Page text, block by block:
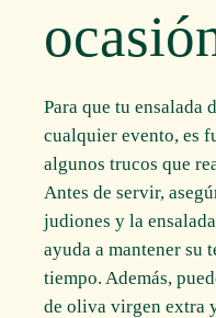
Para que tu ensalada
cualquier evento, es
algunos trucos que
Antes de servir,
judiones y la
ayuda a mantener su
tiempo. Además,
de oliva virgen extra